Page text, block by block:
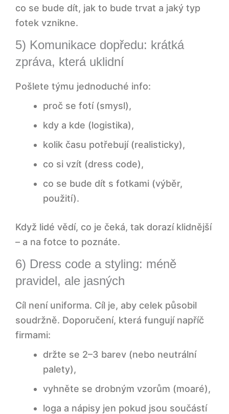
co se bude dít, jak to bude trvat a jaký typ
fotek vznikne.
5) Komunikace dopředu: krátká
zpráva, která uklidní
Pošlete týmu jednoduché info:
proč se fotí (smysl),
kdy a kde (logistika),
kolik času potřebují (realisticky),
co si vzít (dress code),
co se bude dít s fotkami (výběr,
použití).
Když lidé vědí, co je čeká, tak dorazí klidnější
– a na fotce to poznáte.
6) Dress code a styling: méně
pravidel, ale jasných
Cíl není uniforma. Cíl je, aby celek působil
soudržně. Doporučení, která fungují napříč
firmami:
držte se 2–3 barev (nebo neutrální
palety),
vyhněte se drobným vzorům (moaré),
loga a nápisy jen pokud jsou součástí